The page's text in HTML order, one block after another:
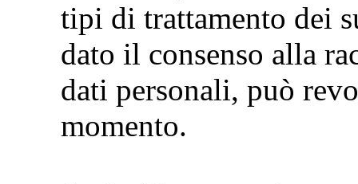
tipi di trattamento dei
dato il consenso alla
dati personali, può
momento.